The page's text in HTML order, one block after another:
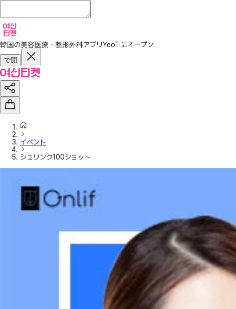
韓国の美容医療・整形外科アプリYeoTiにオープン
で開
イベント
シュリンク100ショット